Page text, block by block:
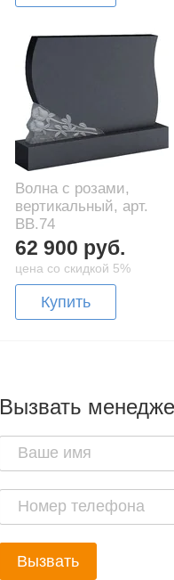
Волна с розами,
вертикальный, арт.
BB.74
62 900 руб.
цена со скидкой 5%
Купить
Вызвать
Вызвать